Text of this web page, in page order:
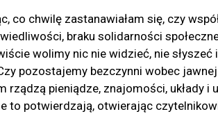
co chwilę zastanawiałam się, czy
braku solidarności
wolimy nic nie widzieć, nie
pozostajemy bezczynni wobec
rządzą pieniądze, znajomości, układy i
to potwierdzają, otwierając